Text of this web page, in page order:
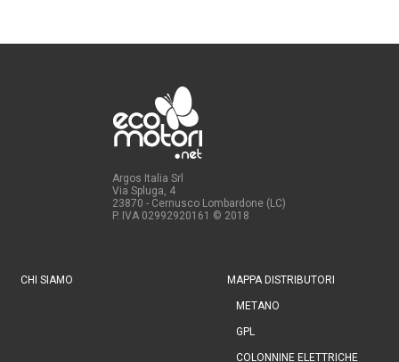
Argos Italia Srl
Via Spluga, 4
23870 - Cernusco Lombardone (LC)
P. IVA 02992920161 © 2018
CHI SIAMO MAPPA DISTRIBUTORI
METANO
GPL
COLONNINE ELETTRICHE